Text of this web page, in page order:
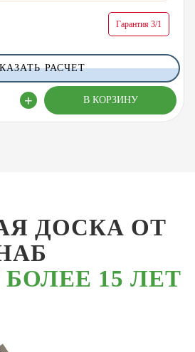
Гарантия 3/1
РАСЧЕТ
ДОСКА ОТ
15 ЛЕТ